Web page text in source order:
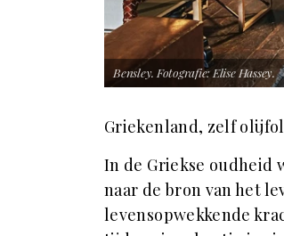
Bensley. Fotografie: Elise Hassey.
Griekenland, zelf
In de Griekse
naar de bron van het
levensopwekkende